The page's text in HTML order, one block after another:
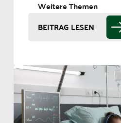
Weitere Themen
BEITRAG LESEN